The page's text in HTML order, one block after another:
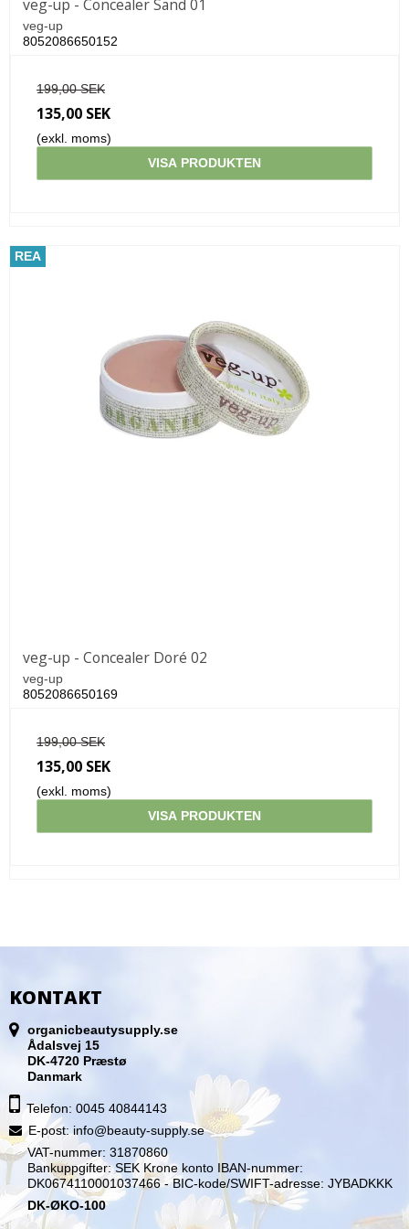
veg-up - Concealer Sand 01
veg-up
8052086650152
199,00 SEK
135,00 SEK
(exkl. moms)
VISA PRODUKTEN
REA
veg-up - Concealer Doré 02
veg-up
8052086650169
199,00 SEK
135,00 SEK
(exkl. moms)
VISA PRODUKTEN
KONTAKT
organicbeautysupply.se
Ådalsvej 15
DK-4720 Præstø
Danmark
Telefon: 0045 40844143
E-post: info@beauty-supply.se
VAT-nummer: 31870860
Bankuppgifter: SEK Krone konto IBAN-nummer:
DK0674110001037466 - BIC-kode/SWIFT-adresse: JYBADKKK
DK-ØKO-100